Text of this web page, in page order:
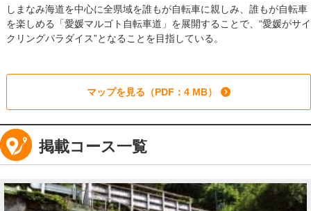
しまなみ海道を中心に全県域を誰もが自転車に親しみ、誰もが自転車
を楽しめる「愛媛マルゴト自転車道」を展開することで、“愛媛がサイ
クリングパラダイス”となることを目指している。
マップを見る（PDF：4 MB）
掲載コース一覧